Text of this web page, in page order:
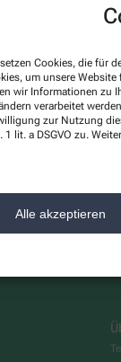
Cookies, die für
um unsere
wir Informationen zu
verarbeitet
zur Nutzung
1 lit. a DSGVO zu.
Alle akzeptieren
Hier gibt es